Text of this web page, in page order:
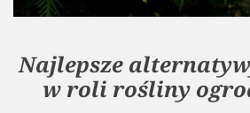
Najlepsze
w roli rośliny